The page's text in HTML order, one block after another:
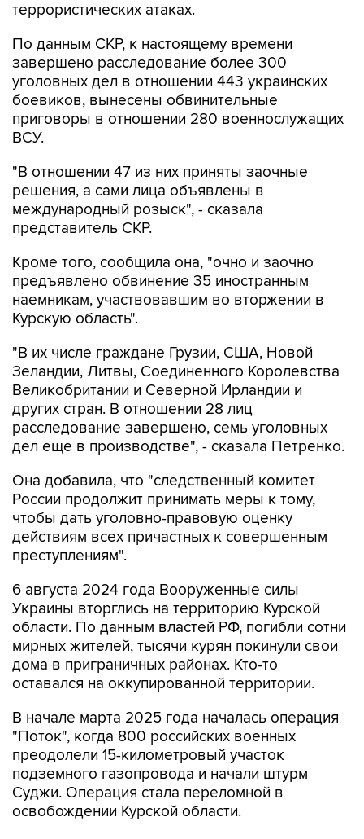
По данным СКР, к настоящему времени
уголовных дел в отношении 443 украинских
боевиков, вынесены обвинительные
приговоры в отношении 280 военнослужащих
ВСУ.
"В отношении 47 из них приняты заочные
международный розыск", - сказала
представитель СКР.
Кроме того, сообщила она, "очно и заочно
наемникам, участвовавшим во вторжении в
Курскую область".
"В их числе граждане Грузии, США, Новой
Великобритании и Северной Ирландии и
других стран. В отношении 28 лиц
расследование завершено, семь уголовных
дел еще в производстве", - сказала Петренко.
Она добавила, что "следственный комитет
чтобы дать уголовно-правовую оценку
действиям всех причастных к совершенным
преступлениям".
6 августа 2024 года Вооруженные силы
области. По данным властей РФ, погибли сотни
мирных жителей, тысячи курян покинули свои
дома в приграничных районах. Кто-то
оставался на оккупированной территории.
В начале марта 2025 года началась операция
преодолели 15-километровый участок
подземного газопровода и начали штурм
Суджи. Операция стала переломной в
освобождении Курской области.
По словам Петренко, сотрудниками ГВСУ СК